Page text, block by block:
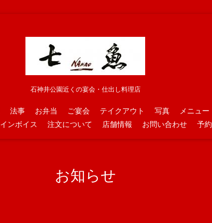
石神井公園近くの宴会・仕出し料理店
法事 お弁当 ご宴会 テイクアウト 写真 メニュー
インボイス 注文について 店舗情報 お問い合わせ 予約
お知らせ